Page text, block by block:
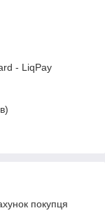
- LiqPay
покупця